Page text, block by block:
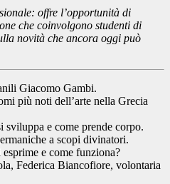
offre l’opportunità di
che coinvolgono studenti di
novità che ancora oggi può
Giacomo Gambi.
più noti dell’arte nella Grecia
sviluppa e come prende corpo.
a scopi divinatori.
e come funziona?
Federica Biancofiore, volontaria